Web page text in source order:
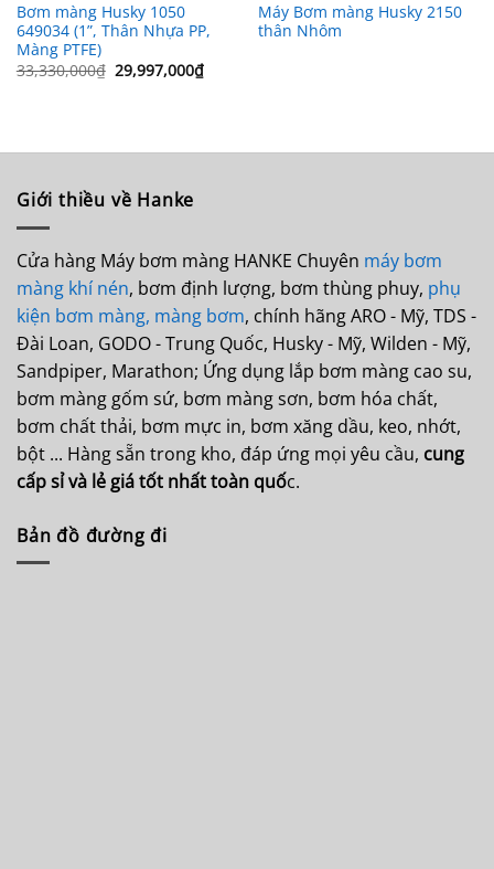
Bơm màng Husky 1050
649034 (1”, Thân Nhựa PP,
Màng PTFE)
33,330,000₫ Giá
gốc
29,997,000₫Giá
hiện
Máy Bơm màng Husky 2150
thân Nhôm
Giới thiều về Hanke
Cửa hàng Máy bơm màng HANKE Chuyên máy bơm
màng khí nén, bơm định lượng, bơm thùng phuy, phụ
kiện bơm màng, màng bơm, chính hãng ARO - Mỹ, TDS -
Đài Loan, GODO - Trung Quốc, Husky - Mỹ, Wilden - Mỹ,
Sandpiper, Marathon; Ứng dụng lắp bơm màng cao su,
bơm màng gốm sứ, bơm màng sơn, bơm hóa chất,
bơm chất thải, bơm mực in, bơm xăng dầu, keo, nhớt,
bột ... Hàng sẵn trong kho, đáp ứng mọi yêu cầu, cung
cấp sỉ và lẻ giá tốt nhất toàn quốc.
Bản đồ đường đi